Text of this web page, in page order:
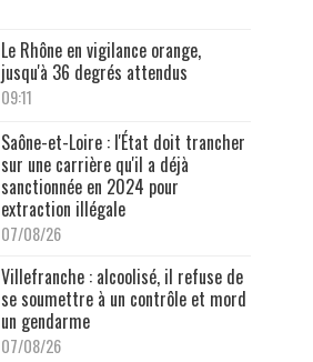
Le Rhône en vigilance orange,
jusqu'à 36 degrés attendus
09:11
Saône-et-Loire : l'État doit trancher
sur une carrière qu'il a déjà
sanctionnée en 2024 pour
extraction illégale
07/08/26
Villefranche : alcoolisé, il refuse de
se soumettre à un contrôle et mord
un gendarme
07/08/26